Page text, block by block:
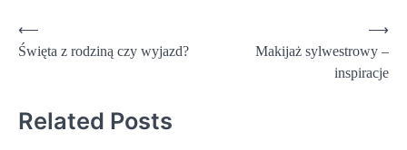
Nawigacja
wpisu
⟵
Święta z rodziną czy wyjazd?
Makijaż sylwestrowy –
inspiracje
⟶
Related Posts